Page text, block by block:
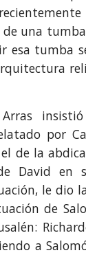
una tumba
esa tumba
por
de la
David en
le dio
de
a